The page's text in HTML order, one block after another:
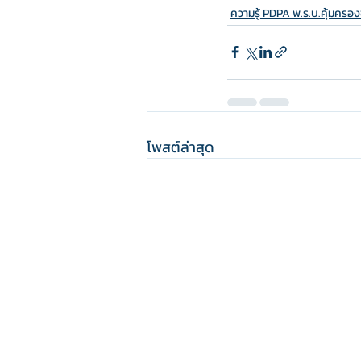
ความรู้ PDPA พ.ร.บ.คุ้มครอ
โพสต์ล่าสุด